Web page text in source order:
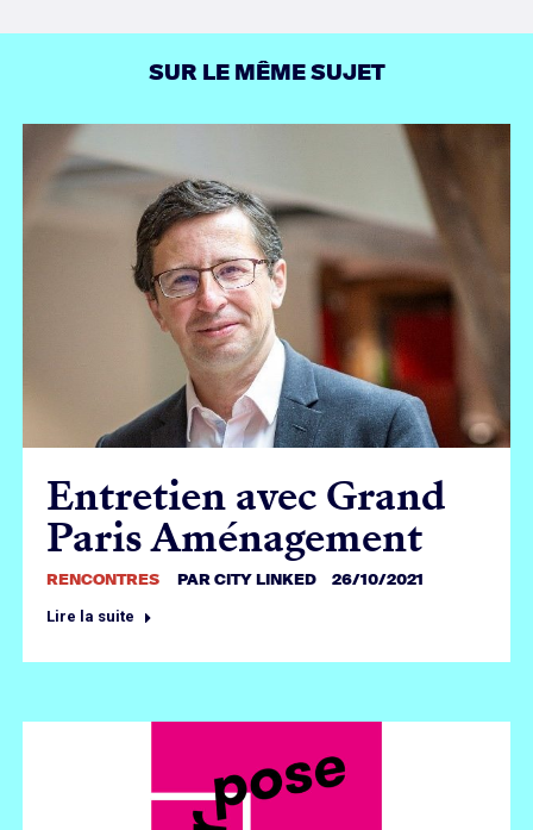
SUR LE MÊME SUJET
Entretien avec Grand
Paris Aménagement
RENCONTRES PARCITY LINKED 26/10/2021
Lire la suite